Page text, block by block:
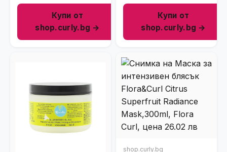
Купи от
shop.curly.bg →
& Mint Dry Scalp
Conditioning Masque,
Купи от
shop.curly.bg →
shop.curly.bg